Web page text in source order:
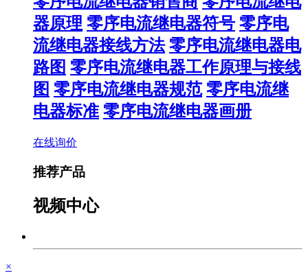
器原理 零序电流继电器符号 零序电
流继电器接线方法 零序电流继电器电
路图 零序电流继电器工作原理与接线
图 零序电流继电器规范 零序电流继
电器标准 零序电流继电器画册
在线询价
推荐产品
视频中心
×